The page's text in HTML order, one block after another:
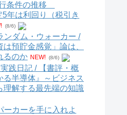
条件の推移
年は利回り（税引き
(8/6)
ンダム・ウォーカー /
は預貯金感覚」論は、
るのか NEW! (8/6)
践日記 / 【書評・概
半導体』～ビジネス
理解する最先端の知識
ーカーを手に入れよ